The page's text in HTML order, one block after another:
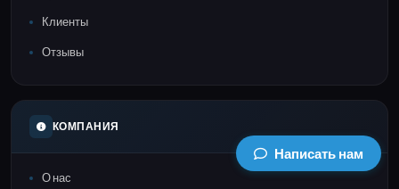
Клиенты
Отзывы
КОМПАНИЯ
О нас
Написать нам